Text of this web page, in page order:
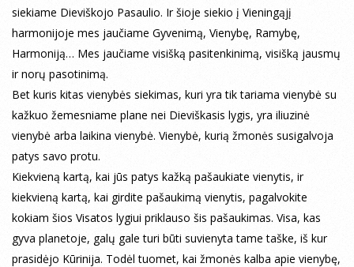
siekiame Dieviškojo Pasaulio. Ir šioje siekio į Vieningąjį
harmonijoje mes jaučiame Gyvenimą, Vienybę, Ramybę,
Harmoniją… Mes jaučiame visišką pasitenkinimą, visišką jausmų
ir norų pasotinimą.
Bet kuris kitas vienybės siekimas, kuri yra tik tariama vienybė su
kažkuo žemesniame plane nei Dieviškasis lygis, yra iliuzinė
vienybė arba laikina vienybė. Vienybė, kurią žmonės susigalvoja
patys savo protu.
Kiekvieną kartą, kai jūs patys kažką pašaukiate vienytis, ir
kiekvieną kartą, kai girdite pašaukimą vienytis, pagalvokite
kokiam šios Visatos lygiui priklauso šis pašaukimas. Visa, kas
gyva planetoje, galų gale turi būti suvienyta tame taške, iš kur
prasidėjo Kūrinija. Todėl tuomet, kai žmonės kalba apie vienybę,